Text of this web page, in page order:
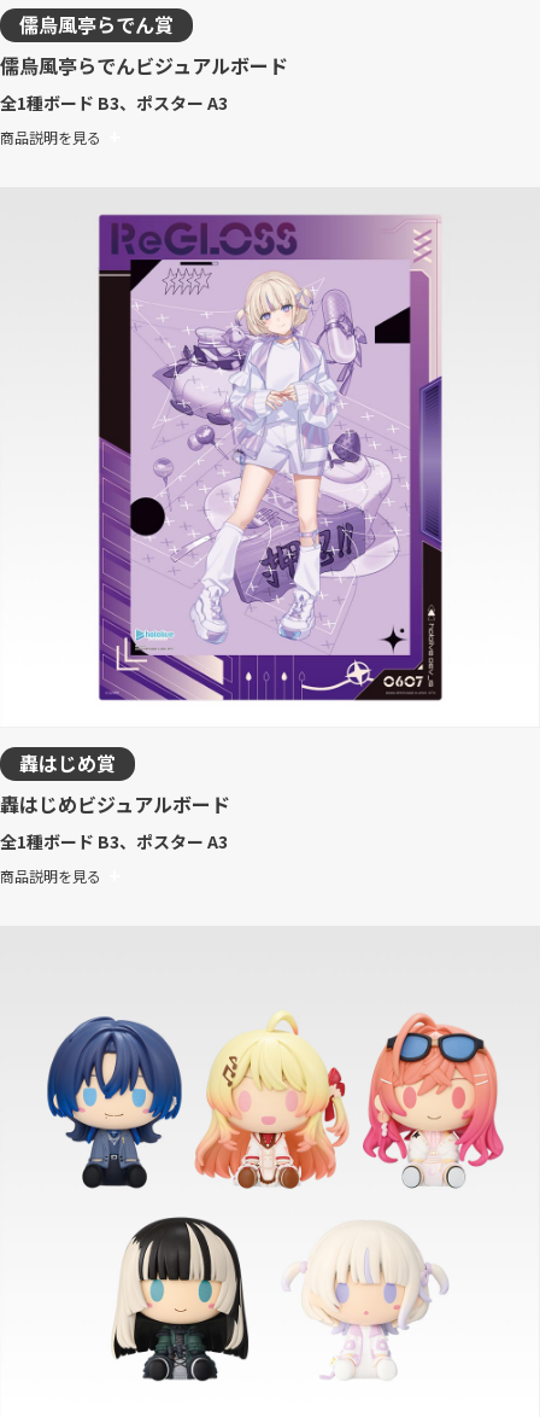
儒烏風亭らでん賞
儒烏風亭らでんビジュアルボード
全1種ボード B3、ポスター A3
商品説明を見る
轟はじめ賞
轟はじめビジュアルボード
全1種ボード B3、ポスター A3
商品説明を見る